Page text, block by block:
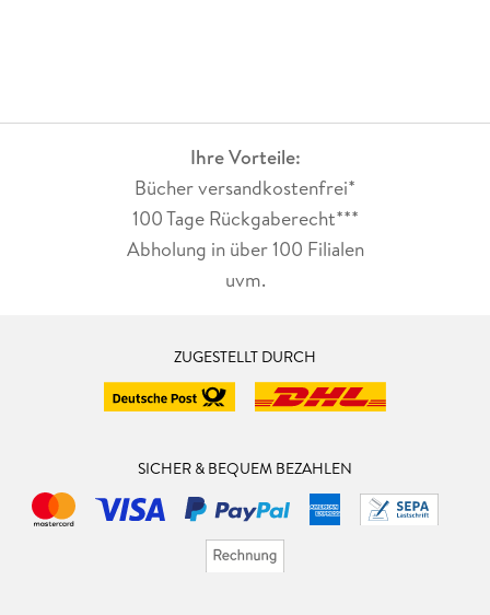
Ihre Vorteile:
Bücher versandkostenfrei*
100 Tage Rückgaberecht***
Abholung in über 100 Filialen
uvm.
ZUGESTELLT DURCH
SICHER & BEQUEM BEZAHLEN